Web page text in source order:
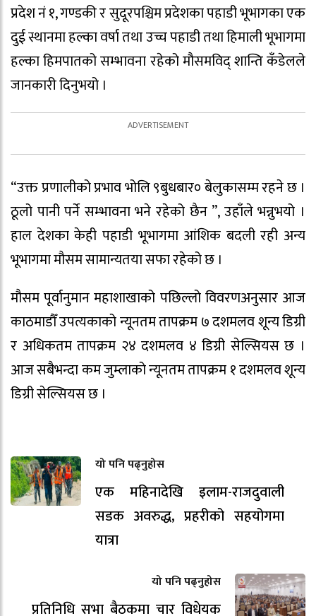
प्रदेश नं १, गण्डकी र सुदूरपश्चिम प्रदेशका पहाडी भूभागका एक
दुई स्थानमा हल्का वर्षा तथा उच्च पहाडी तथा हिमाली भूभागमा
हल्का हिमपातको सम्भावना रहेको मौसमविद् शान्ति कँडेलले
जानकारी दिनुभयो ।
“उक्त प्रणालीको प्रभाव भोलि ९बुधबार० बेलुकासम्म रहने छ ।
ठूलो पानी पर्ने सम्भावना भने रहेको छैन ”, उहाँले भन्नुभयो ।
हाल देशका केही पहाडी भूभागमा आंशिक बदली रही अन्य
भूभागमा मौसम सामान्यतया सफा रहेको छ ।
मौसम पूर्वानुमान महाशाखाको पछिल्लो विवरणअनुसार आज
काठमाडौँ उपत्यकाको न्यूनतम तापक्रम ७ दशमलव शून्य डिग्री
र अधिकतम तापक्रम २४ दशमलव ४ डिग्री सेल्सियस छ ।
आज सबैभन्दा कम जुम्लाको न्यूनतम तापक्रम १ दशमलव शून्य
डिग्री सेल्सियस छ ।
यो पनि पढ्नुहोस
एक महिनादेखि इलाम-राजदुवाली
सडक अवरुद्ध, प्रहरीको सहयोगमा
यात्रा
यो पनि पढ्नुहोस
प्रतिनिधि सभा बैठकमा चार विधेयक